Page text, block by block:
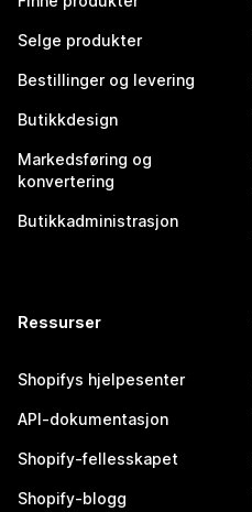
Selge produkter
Bestillinger og levering
Butikkdesign
Markedsføring og
konvertering
Butikkadministrasjon
Ressurser
Shopifys hjelpesenter
API-dokumentasjon
Shopify-fellesskapet
Shopify-blogg